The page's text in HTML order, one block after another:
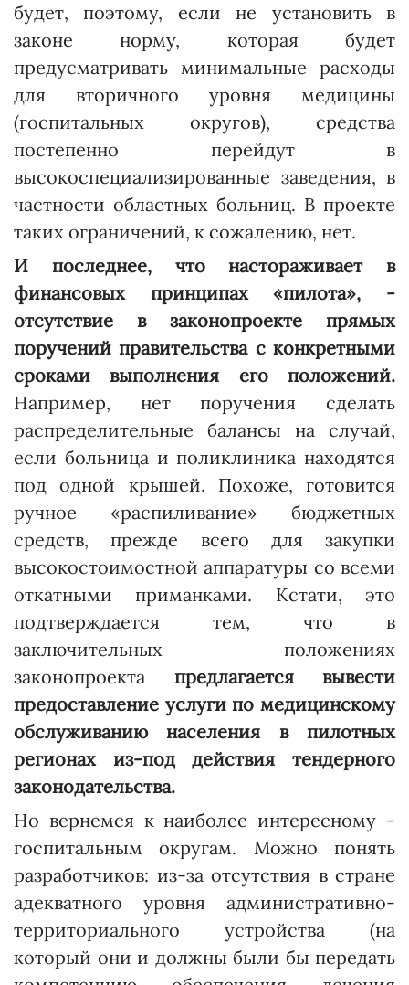
будет, поэтому, если не установить в
законе норму, которая будет
предусматривать минимальные расходы
для вторичного уровня медицины
(госпитальных округов), средства
постепенно перейдут в
высокоспециализированные заведения, в
частности областных больниц. В проекте
таких ограничений, к сожалению, нет.
И последнее, что настораживает в
финансовых принципах «пилота», -
отсутствие в законопроекте прямых
поручений правительства с конкретными
сроками выполнения его положений.
Например, нет поручения сделать
распределительные балансы на случай,
если больница и поликлиника находятся
под одной крышей. Похоже, готовится
ручное «распиливание» бюджетных
средств, прежде всего для закупки
высокостоимостной аппаратуры со всеми
откатными приманками. Кстати, это
подтверждается тем, что в
заключительных положениях
законопроекта предлагается вывести
предоставление услуги по медицинскому
обслуживанию населения в пилотных
регионах из-под действия тендерного
законодательства.
Но вернемся к наиболее интересному -
госпитальным округам. Можно понять
разработчиков: из-за отсутствия в стране
адекватного уровня административно-
территориального устройства (на
который они и должны были бы передать